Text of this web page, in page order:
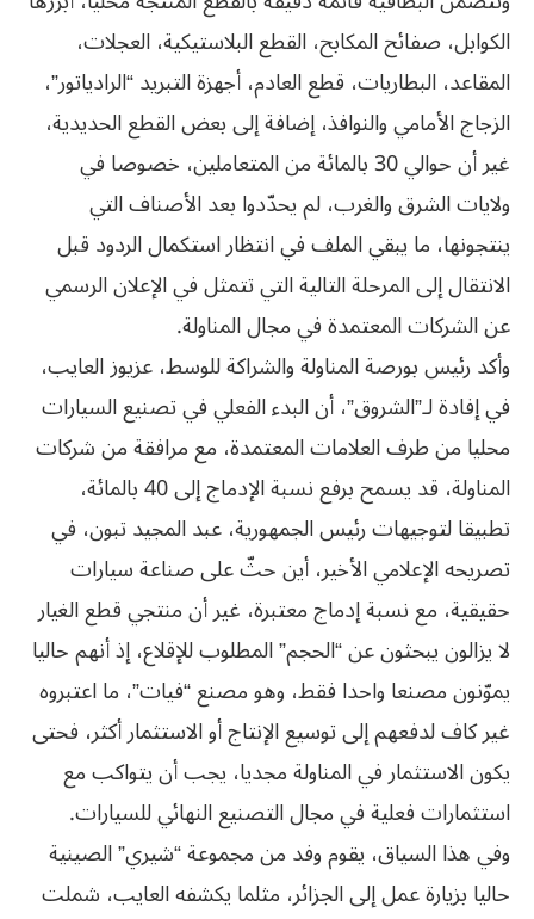
الكوابل، صفائح المكابح، القطع البلاستيكية، العجلات،
المقاعد، البطاريات، قطع العادم، أجهزة التبريد “الرادياتور”،
الزجاج الأمامي والنوافذ، إضافة إلى بعض القطع الحديدية،
غير أن حوالي 30 بالمائة من المتعاملين، خصوصا في
ولايات الشرق والغرب، لم يحدّدوا بعد الأصناف التي
ينتجونها، ما يبقي الملف في انتظار استكمال الردود قبل
الانتقال إلى المرحلة التالية التي تتمثل في الإعلان الرسمي
عن الشركات المعتمدة في مجال المناولة.
وأكد رئيس بورصة المناولة والشراكة للوسط، عزيوز العايب،
في إفادة لـ”الشروق”، أن البدء الفعلي في تصنيع السيارات
محليا من طرف العلامات المعتمدة، مع مرافقة من شركات
المناولة، قد يسمح برفع نسبة الإدماج إلى 40 بالمائة،
تطبيقا لتوجيهات رئيس الجمهورية، عبد المجيد تبون، في
تصريحه الإعلامي الأخير، أين حثّ على صناعة سيارات
حقيقية، مع نسبة إدماج معتبرة، غير أن منتجي قطع الغيار
لا يزالون يبحثون عن “الحجم” المطلوب للإقلاع، إذ أنهم حاليا
يموّنون مصنعا واحدا فقط، وهو مصنع “فيات”، ما اعتبروه
غير كاف لدفعهم إلى توسيع الإنتاج أو الاستثمار أكثر، فحتى
يكون الاستثمار في المناولة مجديا، يجب أن يتواكب مع
استثمارات فعلية في مجال التصنيع النهائي للسيارات.
وفي هذا السياق، يقوم وفد من مجموعة “شيري” الصينية
حاليا بزيارة عمل إلى الجزائر، مثلما يكشفه العايب، شملت